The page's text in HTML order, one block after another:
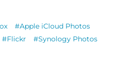
#Apple iCloud Photos
#Flickr
#Synology Photos